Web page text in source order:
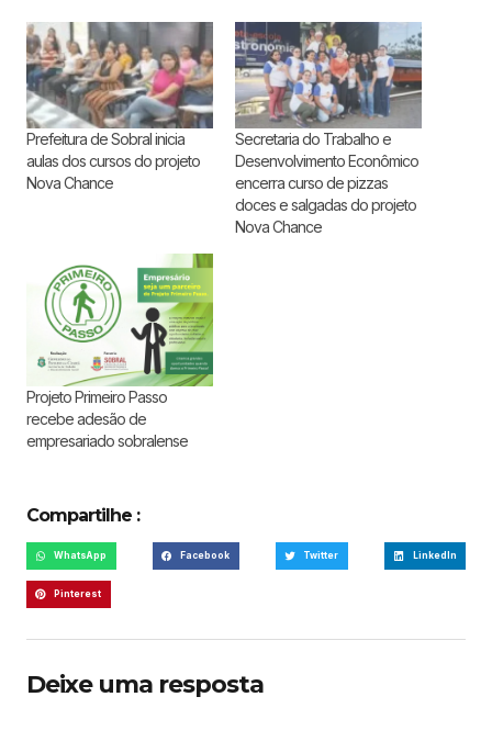
Prefeitura de Sobral inicia
aulas dos cursos do projeto
Nova Chance
Secretaria do Trabalho e
Desenvolvimento Econômico
encerra curso de pizzas
doces e salgadas do projeto
Nova Chance
Projeto Primeiro Passo
recebe adesão de
empresariado sobralense
Compartilhe :
WhatsApp Facebook Twitter LinkedIn
Pinterest
Deixe uma resposta